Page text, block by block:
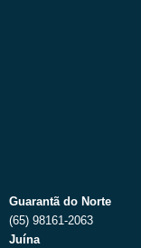
Guarantã do Norte
(65) 98161-2063
Juína